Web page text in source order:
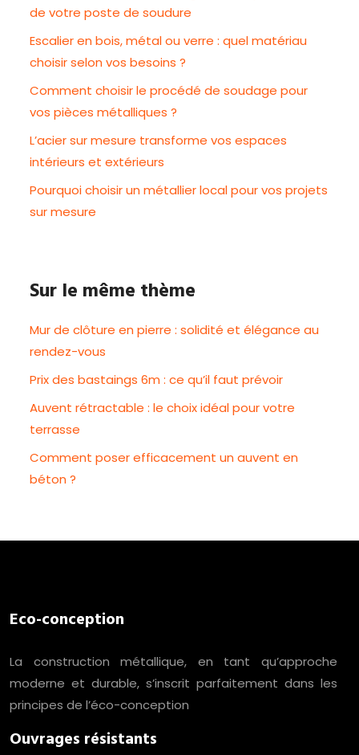
de votre poste de soudure
Escalier en bois, métal ou verre : quel matériau
choisir selon vos besoins ?
Comment choisir le procédé de soudage pour
vos pièces métalliques ?
L’acier sur mesure transforme vos espaces
intérieurs et extérieurs
Pourquoi choisir un métallier local pour vos projets
sur mesure
Sur le même thème
Mur de clôture en pierre : solidité et élégance au
rendez-vous
Prix des bastaings 6m : ce qu’il faut prévoir
Auvent rétractable : le choix idéal pour votre
terrasse
Comment poser efficacement un auvent en
béton ?
Eco-conception
La construction métallique, en tant qu’approche
moderne et durable, s’inscrit parfaitement dans les
principes de l’éco-conception
Ouvrages résistants